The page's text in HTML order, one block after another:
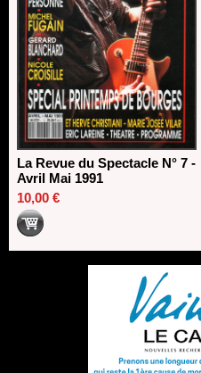
La Revue du Spectacle N° 7 -
Avril Mai 1991
10,00 €